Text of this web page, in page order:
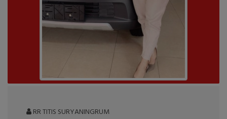
RR TITIS SURYANINGRUM